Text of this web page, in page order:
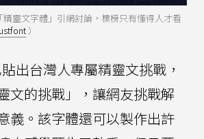
靈文字體」引網討論，標榜只有懂得人才看
）
出台灣人專屬精靈文挑戰，
文的挑戰」，讓網友挑戰解
義。該字體還可以製作出許